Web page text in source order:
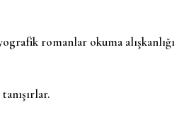
romanlar okuma alışkanlığı